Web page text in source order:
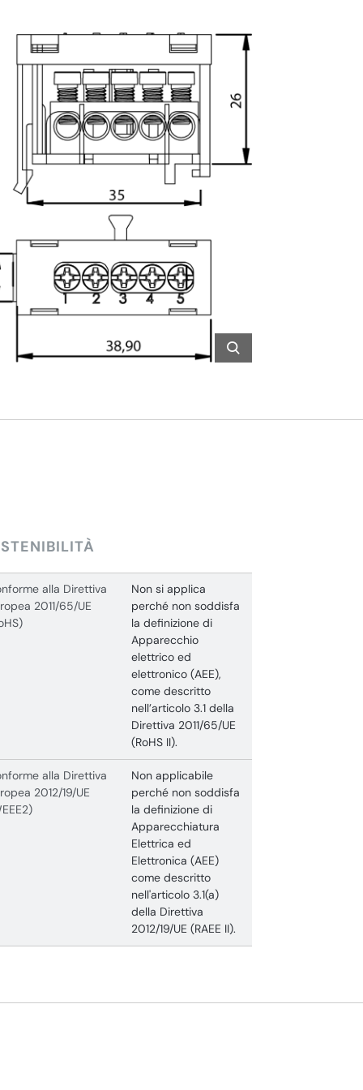
alla Direttiva
2011/65/UE
Non si applica
perché non soddisfa
la definizione di
Apparecchio
elettrico ed
elettronico (AEE),
come descritto
nell’articolo 3.1 della
Direttiva 2011/65/UE
(RoHS II).
alla Direttiva
2012/19/UE
Non applicabile
perché non soddisfa
la definizione di
Apparecchiatura
Elettrica ed
Elettronica (AEE)
come descritto
nell'articolo 3.1(a)
della Direttiva
2012/19/UE (RAEE II).